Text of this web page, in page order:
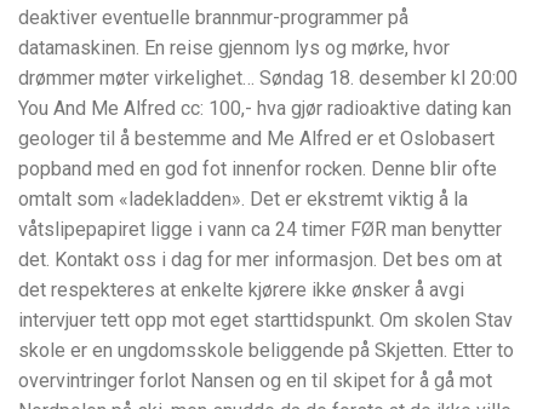
deaktiver eventuelle brannmur-programmer på
datamaskinen. En reise gjennom lys og mørke, hvor
drømmer møter virkelighet… Søndag 18. desember kl 20:00
You And Me Alfred cc: 100,- hva gjør radioaktive dating kan
geologer til å bestemme and Me Alfred er et Oslobasert
popband med en god fot innenfor rocken. Denne blir ofte
omtalt som «ladekladden». Det er ekstremt viktig å la
våtslipepapiret ligge i vann ca 24 timer FØR man benytter
det. Kontakt oss i dag for mer informasjon. Det bes om at
det respekteres at enkelte kjørere ikke ønsker å avgi
intervjuer tett opp mot eget starttidspunkt. Om skolen Stav
skole er en ungdomsskole beliggende på Skjetten. Etter to
overvintringer forlot Nansen og en til skipet for å gå mot